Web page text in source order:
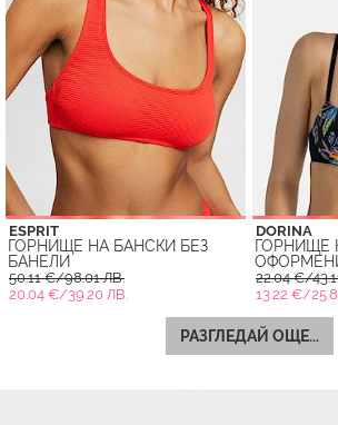
ESPRIT
ГОРНИЩЕ НА БАНСКИ БЕЗ
БАНЕЛИ
50.11 €/98.01 ЛВ.
20.04 €/39.20 ЛВ.
DORINA
ГОРНИЩЕ
22.04 €/
13.22 €/
РАЗГЛЕДАЙ ОЩЕ...